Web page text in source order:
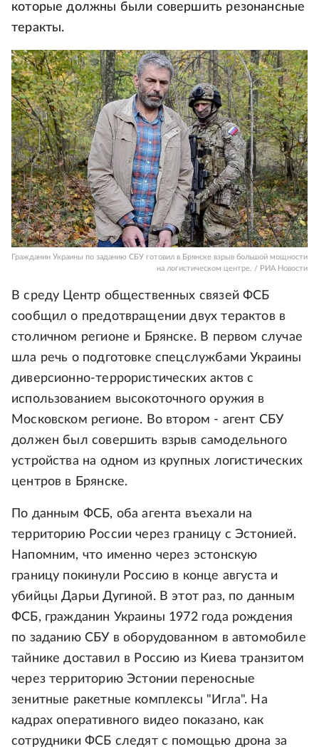
которые должны были совершить резонансные
теракты.
Гражданин Украины по заданию СБУ готовил в Брянске взрыв большой мощности
на логистическом центре. / РИА Новости
В среду Центр общественных связей ФСБ
сообщил о предотвращении двух терактов в
столичном регионе и Брянске. В первом случае
шла речь о подготовке спецслужбами Украины
диверсионно-террористических актов с
использованием высокоточного оружия в
Московском регионе. Во втором - агент СБУ
должен был совершить взрыв самодельного
устройства на одном из крупных логистических
центров в Брянске.
По данным ФСБ, оба агента въехали на
территорию России через границу с Эстонией.
Напомним, что именно через эстонскую
границу покинули Россию в конце августа и
убийцы Дарьи Дугиной. В этот раз, по данным
ФСБ, гражданин Украины 1972 года рождения
по заданию СБУ в оборудованном в автомобиле
тайнике доставил в Россию из Киева транзитом
через территорию Эстонии переносные
зенитные ракетные комплексы "Игла". На
кадрах оперативного видео показано, как
сотрудники ФСБ следят с помощью дрона за